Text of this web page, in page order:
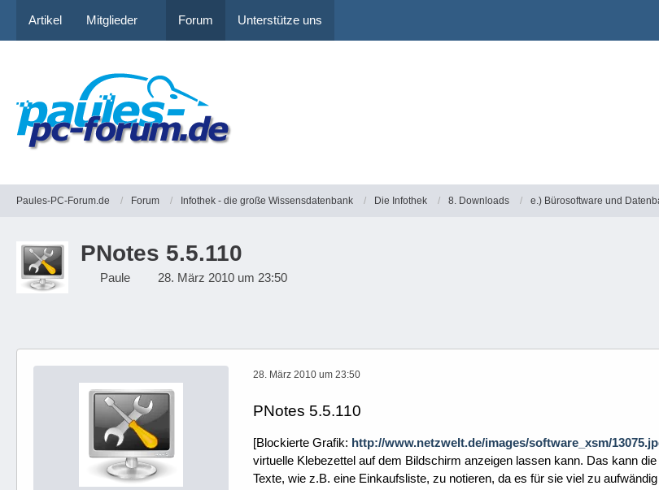
Artikel Mitglieder Forum Unterstütze uns
Paules-PC-Forum.de Forum Infothek - die große Wissensdatenbank Die Infothek 8. Downloads e.) Bürosoftware und
PNotes 5.5.110
Paule 28. März 2010 um 23:50
28. März 2010 um 23:50
PNotes 5.5.110
[Blockierte Grafik: http://www.netzwelt.de/images/software_xsm/
virtuelle Klebezettel auf dem Bildschirm anzeigen lassen kann. Das kann
Texte, wie z.B. eine Einkaufsliste, zu notieren, da es für sie viel zu